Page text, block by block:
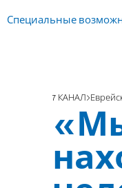
Специальные
7 КАНАЛ